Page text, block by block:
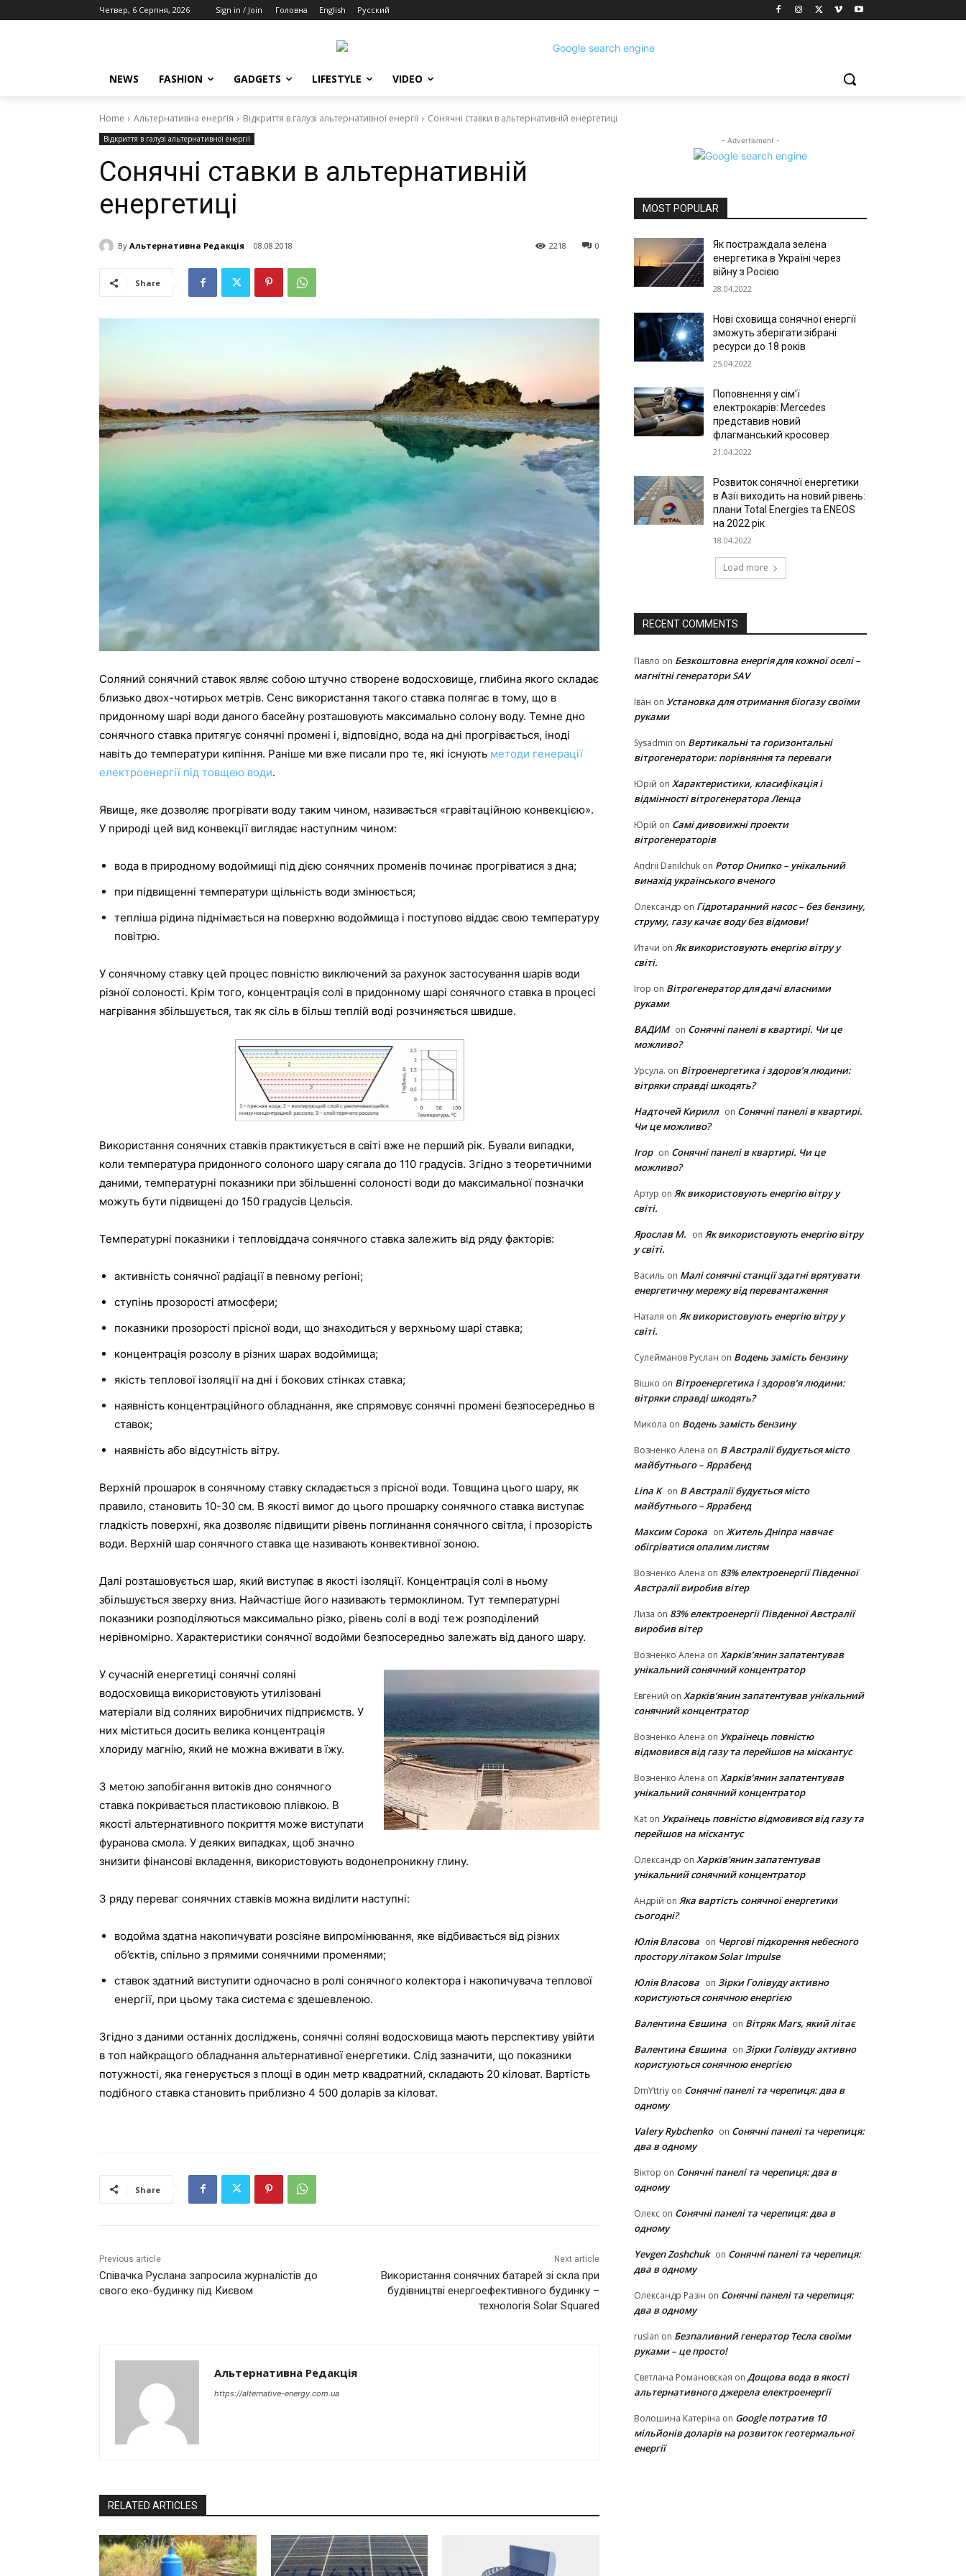
Четвер, 6 Серпня, 2026 Sign in / Join Головна English Русский
NEWS FASHION GADGETS LIFESTYLE VIDEO
Home Альтернативна енергія Відкриття в галузі альтернативної енергії Сонячні ставки в альтернативній енергетиці
Відкриття в галузі альтернативної енергії
Сонячні ставки в альтернативній
енергетиці
By Альтернативна Редакція 08.08.2018 0
2218
Share
Соляний сонячний ставок являє собою штучно створене водосховище, глибина якого складає
близько двох-чотирьох метрів. Сенс використання такого ставка полягає в тому, що в
придонному шарі води даного басейну розташовують максимально солону воду. Темне дно
сонячного ставка притягує сонячні промені і, відповідно, вода на дні прогрівається, іноді
навіть до температури кипіння. Раніше ми вже писали про те, які існують методи генерації
електроенергії під товщею води.
Явище, яке дозволяє прогрівати воду таким чином, називається «гравітаційною конвекцією».
У природі цей вид конвекції виглядає наступним чином:
вода в природному водоймищі під дією сонячних променів починає прогріватися з дна;
при підвищенні температури щільність води змінюється;
тепліша рідина піднімається на поверхню водоймища і поступово віддає свою температуру
повітрю.
У сонячному ставку цей процес повністю виключений за рахунок застосування шарів води
різної солоності. Крім того, концентрація солі в придонному шарі сонячного ставка в процесі
нагрівання збільшується, так як сіль в більш теплій воді розчиняється швидше.
Використання сонячних ставків практикується в світі вже не перший рік. Бували випадки,
коли температура придонного солоного шару сягала до 110 градусів. Згідно з теоретичними
даними, температурні показники при збільшенні солоності води до максимальної позначки
можуть бути підвищені до 150 градусів Цельсія.
Температурні показники і тепловіддача сонячного ставка залежить від ряду факторів:
активність сонячної радіації в певному регіоні;
ступінь прозорості атмосфери;
показники прозорості прісної води, що знаходиться у верхньому шарі ставка;
концентрація розсолу в різних шарах водоймища;
якість теплової ізоляції на дні і бокових стінках ставка;
наявність концентраційного обладнання, яке спрямовує сонячні промені безпосередньо в
ставок;
наявність або відсутність вітру.
Верхній прошарок в сонячному ставку складається з прісної води. Товщина цього шару, як
правило, становить 10-30 см. В якості вимог до цього прошарку сонячного ставка виступає
гладкість поверхні, яка дозволяє підвищити рівень поглинання сонячного світла, і прозорість
води. Верхній шар сонячного ставка ще називають конвективної зоною.
Далі розташовується шар, який виступає в якості ізоляції. Концентрація солі в ньому
збільшується зверху вниз. Найчастіше його називають термоклином. Тут температурні
показники розподіляються максимально різко, рівень солі в воді теж розподілений
нерівномірно. Характеристики сонячної водойми безпосередньо залежать від даного шару.
У сучасній енергетиці сонячні соляні
водосховища використовують утилізовані
матеріали від соляних виробничих підприємств. У
них міститься досить велика концентрація
хлориду магнію, який не можна вживати в їжу.
З метою запобігання витоків дно сонячного
ставка покривається пластиковою плівкою. В
якості альтернативного покриття може виступати
фуранова смола. У деяких випадках, щоб значно
знизити фінансові вкладення, використовують водонепроникну глину.
З ряду переваг сонячних ставків можна виділити наступні:
водойма здатна накопичувати розсіяне випромінювання, яке відбивається від різних
об’єктів, спільно з прямими сонячними променями;
ставок здатний виступити одночасно в ролі сонячного колектора і накопичувача теплової
енергії, при цьому така система є здешевленою.
Згідно з даними останніх досліджень, сонячні соляні водосховища мають перспективу увійти
в топ найкращого обладнання альтернативної енергетики. Слід зазначити, що показники
потужності, яка генерується з площі в один метр квадратний, складають 20 кіловат. Вартість
подібного ставка становить приблизно 4 500 доларів за кіловат.
Share
Previous article
Співачка Руслана запросила журналістів до
свого еко-будинку під Києвом
Next article
Використання сонячних батарей зі скла при
будівництві енергоефективного будинку –
технологія Solar Squared
Альтернативна Редакція
https://alternative-energy.com.ua
RELATED ARTICLES
- Advertisment -
MOST POPULAR
Як постраждала зелена
енергетика в Україні через
війну з Росією
28.04.2022
Нові сховища сонячної енергії
зможуть зберігати зібрані
ресурси до 18 років
25.04.2022
Поповнення у сім’ї
електрокарів: Mercedes
представив новий
флагманський кросовер
21.04.2022
Розвиток сонячної енергетики
в Азії виходить на новий рівень:
плани Total Energies та ENEOS
на 2022 рік
18.04.2022
Load more
RECENT COMMENTS
Павло on Безкоштовна енергія для кожної оселі –
магнітні генератори SAV
Іван on Установка для отримання біогазу своїми
руками
Sysadmin on Вертикальні та горизонтальні
вітрогенератори: порівняння та переваги
Юрій on Характеристики, класифікація і
відмінності вітрогенератора Ленца
Юрій on Самі дивовижні проекти
вітрогенераторів
Andrii Danilchuk on Ротор Онипко – унікальний
винахід українського вченого
Олександр on Гідротаранний насос – без бензину,
струму, газу качає воду без відмови!
Итачи on Як використовують енергію вітру у
світі.
Ігор on Вітрогенератор для дачі власними
руками
ВАДИМ on Сонячні панелі в квартирі. Чи це
можливо?
Урсула. on Вітроенергетика і здоров’я людини:
вітряки cправді шкодять?
Надточей Кирилл on Сонячні панелі в квартирі.
Чи це можливо?
Ігор on Сонячні панелі в квартирі. Чи це
можливо?
Артур on Як використовують енергію вітру у
світі.
Ярослав М. on Як використовують енергію вітру
у світі.
Василь on Малі сонячні станції здатні врятувати
енергетичну мережу від перевантаження
Наталя on Як використовують енергію вітру у
світі.
Сулейманов Руслан on Водень замість бензину
Вішко on Вітроенергетика і здоров’я людини:
вітряки cправді шкодять?
Микола on Водень замість бензину
Возненко Алена on В Австралії будується місто
майбутнього – Яррабенд
Lina K on В Австралії будується місто
майбутнього – Яррабенд
Максим Сорока on Житель Дніпра навчає
обігріватися опалим листям
Возненко Алена on 83% електроенергії Південної
Австралії виробив вітер
Лиза on 83% електроенергії Південної Австралії
виробив вітер
Возненко Алена on Харків’янин запатентував
унікальний сонячний концентратор
Евгений on Харків’янин запатентував унікальний
сонячний концентратор
Возненко Алена on Українець повністю
відмовився від газу та перейшов на міскантус
Возненко Алена on Харків’янин запатентував
унікальний сонячний концентратор
Kat on Українець повністю відмовився від газу та
перейшов на міскантус
Олександр on Харків’янин запатентував
унікальний сонячний концентратор
Андрій on Яка вартість сонячної енергетики
сьогодні?
Юлія Власова on Чергові підкорення небесного
простору літаком Solar Impulse
Юлія Власова on Зірки Голівуду активно
користуються сонячною енергією
Валентина Євшина on Вітряк Mars, який літає
Валентина Євшина on Зірки Голівуду активно
користуються сонячною енергією
DmYttriy on Сонячні панелі та черепиця: два в
одному
Valery Rybchenko on Сонячні панелі та черепиця:
два в одному
Віктор on Сонячні панелі та черепиця: два в
одному
Олекс on Сонячні панелі та черепиця: два в
одному
Yevgen Zoshchuk on Сонячні панелі та черепиця:
два в одному
Олександр Разін on Сонячні панелі та черепиця:
два в одному
ruslan on Безпаливний генератор Тесла своїми
руками – це просто!
Светлана Романовская on Дощова вода в якості
альтернативного джерела електроенергії
Волошина Катеріна on Google потратив 10
мільйонів доларів на розвиток геотермальної
енергії